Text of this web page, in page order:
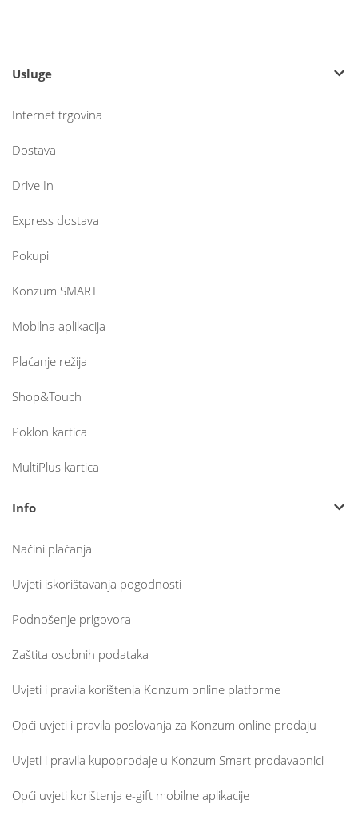
Usluge
Internet trgovina
Dostava
Drive In
Express dostava
Pokupi
Konzum SMART
Mobilna aplikacija
Plaćanje režija
Shop&Touch
Poklon kartica
MultiPlus kartica
Info
Načini plaćanja
Uvjeti iskorištavanja pogodnosti
Podnošenje prigovora
Zaštita osobnih podataka
Uvjeti i pravila korištenja Konzum online platforme
Opći uvjeti i pravila poslovanja za Konzum online prodaju
Uvjeti i pravila kupoprodaje u Konzum Smart prodavaonici
Opći uvjeti korištenja e-gift mobilne aplikacije